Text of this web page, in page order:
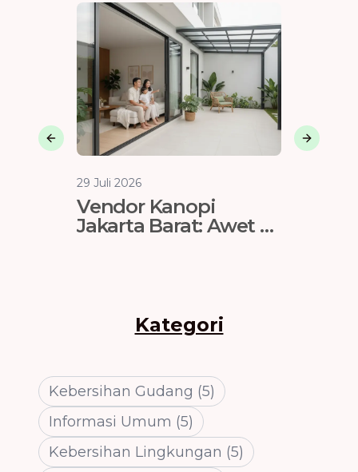
29 Juli 2026
Vendor Kanopi
Jakarta Barat: Awet &
Previous slide Next
Kategori
Kebersihan Gudang (5)
Informasi Umum (5)
Kebersihan Lingkungan (5)